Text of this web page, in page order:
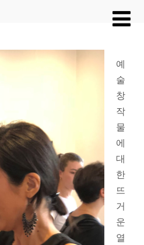
예
술
창
작
물
에
대
한
뜨
거
운
열